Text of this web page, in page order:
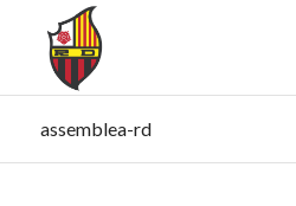
assemblea-rd